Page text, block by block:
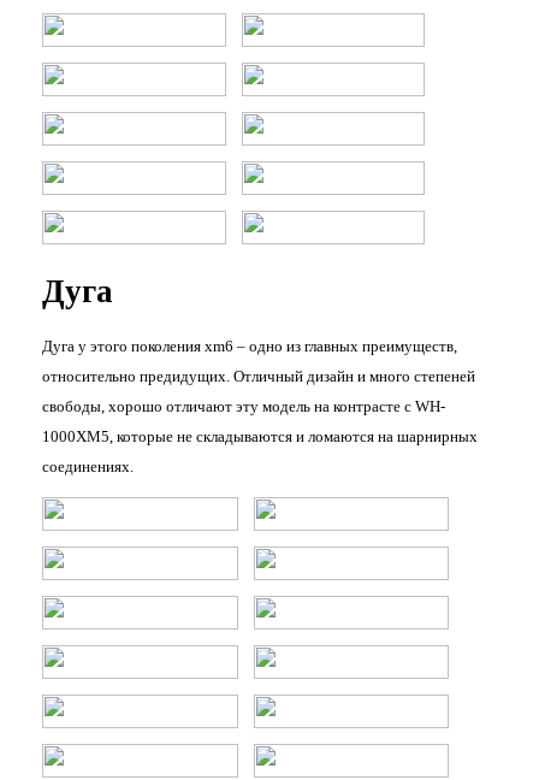
Дуга
Дуга у этого поколения xm6 – одно из главных преимуществ,
относительно предидущих. Отличный дизайн и много степеней
свободы, хорошо отличают эту модель на контрасте с WH-
1000XM5, которые не складываются и ломаются на шарнирных
соединениях.